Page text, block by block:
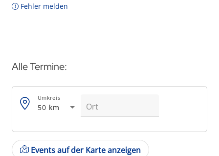
Fehler melden
Alle Termine:
50 km
Umkreis
Events auf der Karte anzeigen